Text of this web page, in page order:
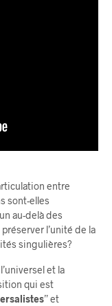
entre
sont-elles
au-delà des
l’unité de la
singulières?
et la
qui est
” et